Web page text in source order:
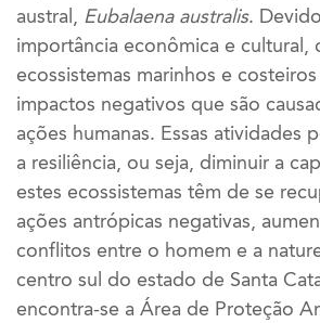
austral, Eubalaena australis.
importância econômica e cultural,
ecossistemas marinhos e
impactos negativos que são
ações humanas. Essas atividades
a resiliência, ou seja, diminuir a
estes ecossistemas têm de se
ações antrópicas negativas,
conflitos entre o homem e a
centro sul do estado de Santa
encontra-se a Área de Proteção